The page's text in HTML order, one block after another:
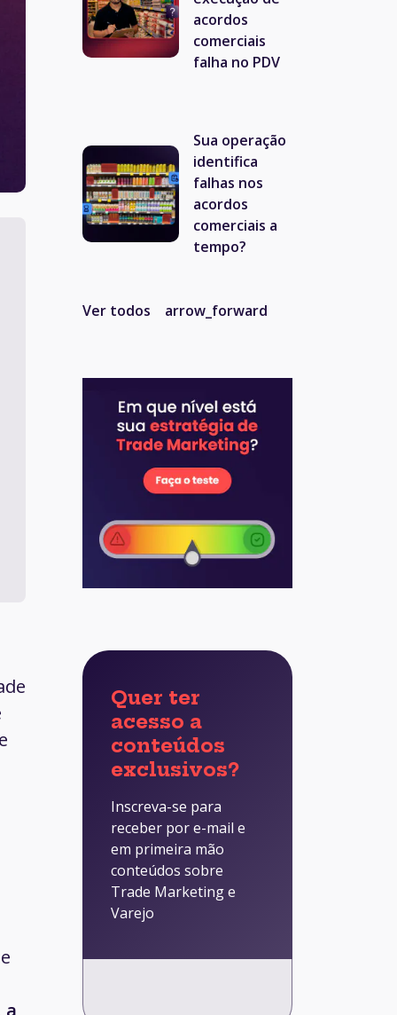
a
acordos
comerciais
falha no PDV
Sua operação
identifica
falhas nos
acordos
comerciais a
tempo?
Ver todos arrow_forward
Quer ter
acesso a
conteúdos
exclusivos?
Inscreva-se para
receber por e-mail e
em primeira mão
conteúdos sobre
Trade Marketing e
Varejo